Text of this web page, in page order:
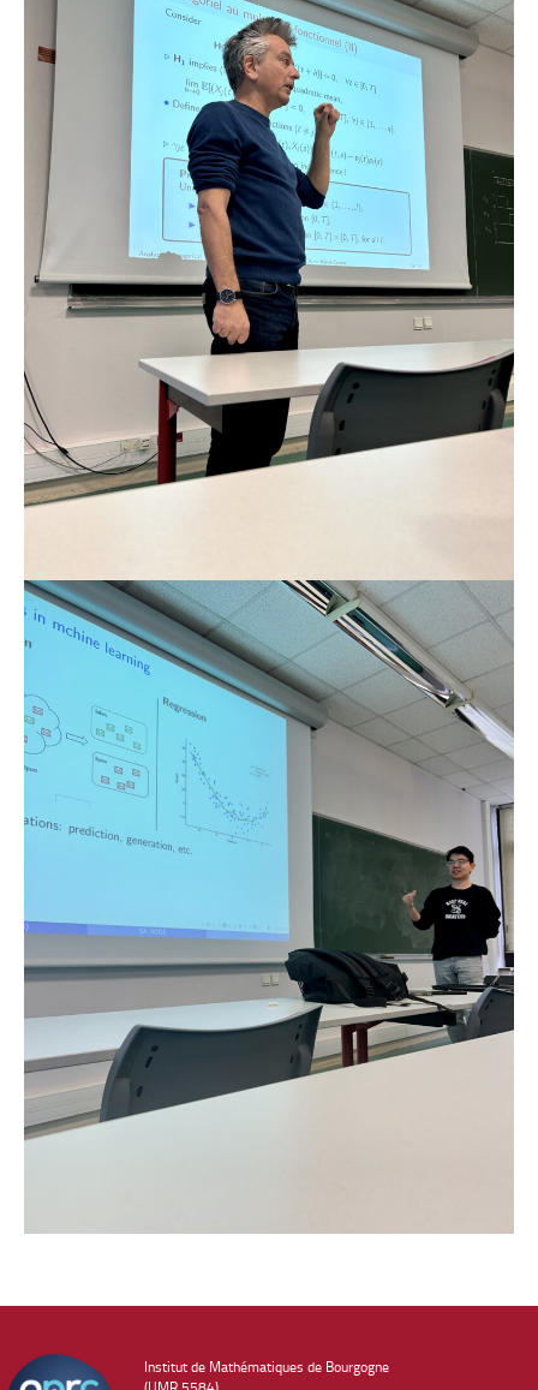
Institut de Mathématiques de Bourgogne